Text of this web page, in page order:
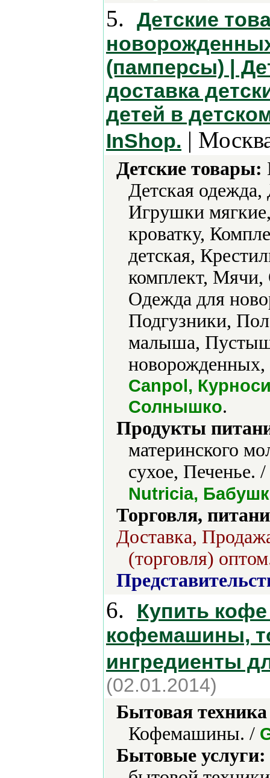
5.
Детские
(памперсы) |
доставка
детей в
InShop. |
Детские товары:
Детская
Игрушки
кроватку,
детская,
комплект, Мячи,
Одежда для
Подгузники,
малыша,
новорожденных,
Canpol,
Солнышко.
Продукты
материнского
сухое, Печенье. /
Nutricia,
Торговля,
Доставка,
(торговля)
6.
Купить
кофемашины,
ингредиенты
(02.01.2014)
Бытовая
Кофемашины. /
Бытовые услуги: